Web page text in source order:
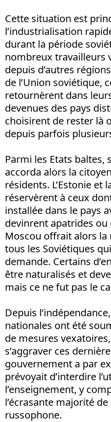
Cette situation est
l’industrialisation
durant la période
nombreux travailleurs
depuis d’autres
de l’Union soviétique,
retournèrent dans
devenues des pays
choisirent de rester là
depuis parfois
Parmi les Etats baltes,
accorda alors la
résidents. L’Estonie et
réservèrent à ceux
installée dans le pays
devinrent apatrides ou
Moscou offrait alors la
tous les Soviétiques
demande. Certains
être naturalisés et
mais ce ne fut pas le
Depuis
nationales ont été
de mesures
s’aggraver ces
gouvernement a par
prévoyait d’interdire
l’enseignement, y
l’écrasante majorité
russophone.